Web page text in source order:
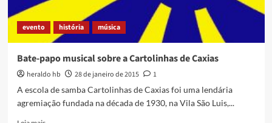
de
Cabral
evento história música
Bate-papo musical sobre a Cartolinhas de Caxias
heraldo hb 28 de janeiro de 2015
1
A escola de samba Cartolinhas de Caxias foi uma lendária
agremiação fundada na década de 1930, na Vila São Luis,...
Read